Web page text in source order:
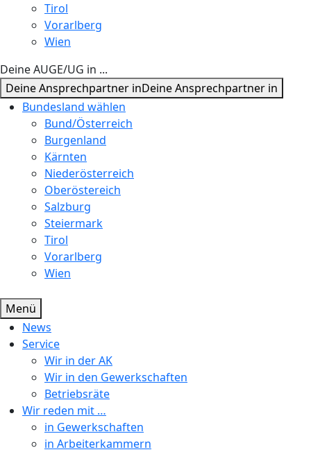
Tirol
Vorarlberg
Wien
Deine AUGE/UG in ...
Deine Ansprechpartner inDeine Ansprechpartner in
Bundesland wählen
Bund/Österreich
Burgenland
Kärnten
Niederösterreich
Oberöstereich
Salzburg
Steiermark
Tirol
Vorarlberg
Wien
Menü
News
Service
Wir in der AK
Wir in den Gewerkschaften
Betriebsräte
Wir reden mit …
in Gewerkschaften
in Arbeiterkammern